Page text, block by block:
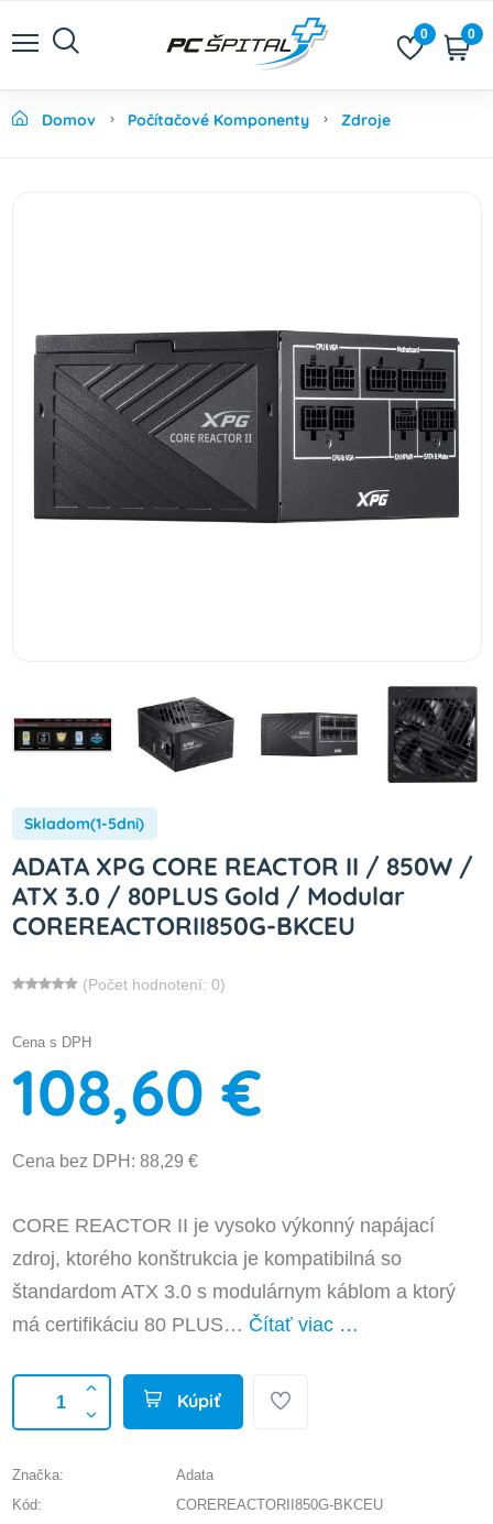
0 0
Domov Počítačové Komponenty Zdroje
Skladom(1-5dni)
ADATA XPG CORE REACTOR II / 850W /
ATX 3.0 / 80PLUS Gold / Modular
COREREACTORII850G-BKCEU
(Počet hodnotení: 0)
Cena s DPH
108,60 €
Cena bez DPH: 88,29 €
CORE REACTOR II je vysoko výkonný napájací
zdroj, ktorého konštrukcia je kompatibilná so
štandardom ATX 3.0 s modulárnym káblom a ktorý
má certifikáciu 80 PLUS… Čítať viac …
Kúpiť
Značka:
Adata
Kód:
COREREACTORII850G-BKCEU